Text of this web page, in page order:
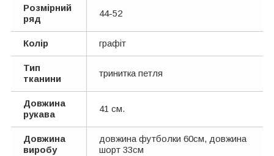
Розмірний
ряд
44-52
Колір графіт
Тип
тканини
тринитка петля
Довжина
рукава
41 см.
Довжина
виробу
довжина футболки 60см, довжина
шорт 33см